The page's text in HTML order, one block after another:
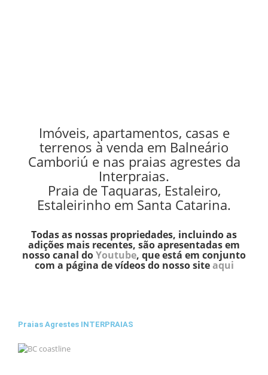
Imóveis, apartamentos, casas e
terrenos à venda em Balneário
Camboriú e nas praias agrestes da
Interpraias.
Praia de Taquaras, Estaleiro,
Estaleirinho em Santa Catarina.
Todas as nossas propriedades, incluindo as
adições mais recentes, são apresentadas em
nosso canal doYoutube, que está em conjunto
com a página de vídeos do nosso siteaqui
Praias Agrestes INTERPRAIAS